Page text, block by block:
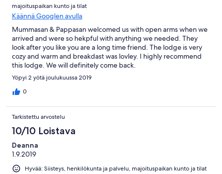
majoituspaikan kunto ja tilat
Käännä Googlen avulla
Mummasan & Pappasan welcomed us with open arms when we
arrived and were so hekpful with anything we needed. They
look after you like you are a long time friend. The lodge is very
cozy and warm and breakdast was lovley. I highly recommend
this lodge. We will definitely come back.
Yöpyi 2 yötä joulukuussa 2019
0
Tarkistettu arvostelu
10/10 Loistava
Deanna
1.9.2019
Hyvää: Siisteys, henkilökunta ja palvelu, majoituspaikan kunto ja tilat